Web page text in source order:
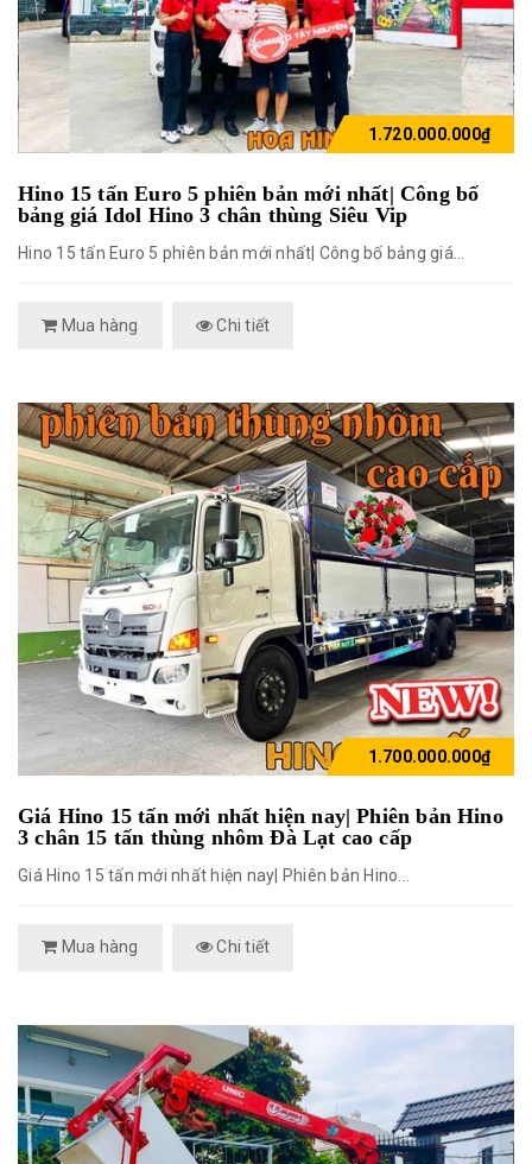
1.720.000.000₫
Hino 15 tấn Euro 5 phiên bản mới nhất| Công bố
bảng giá Idol Hino 3 chân thùng Siêu Vip
Hino 15 tấn Euro 5 phiên bản mới nhất| Công bố bảng giá...
Mua hàng Chi tiết
1.700.000.000₫
Giá Hino 15 tấn mới nhất hiện nay| Phiên bản Hino
3 chân 15 tấn thùng nhôm Đà Lạt cao cấp
Giá Hino 15 tấn mới nhất hiện nay| Phiên bản Hino...
Mua hàng Chi tiết